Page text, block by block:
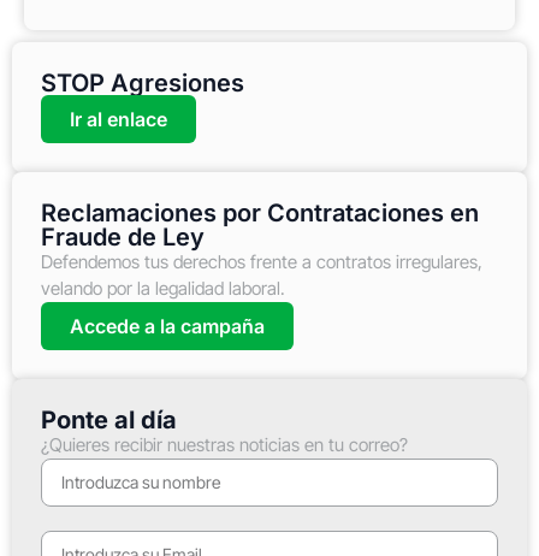
STOP Agresiones
Ir al enlace
Reclamaciones por Contrataciones en
Fraude de Ley
Defendemos tus derechos frente a contratos irregulares,
velando por la legalidad laboral.
Accede a la campaña
Ponte al día
¿Quieres recibir nuestras noticias en tu correo?